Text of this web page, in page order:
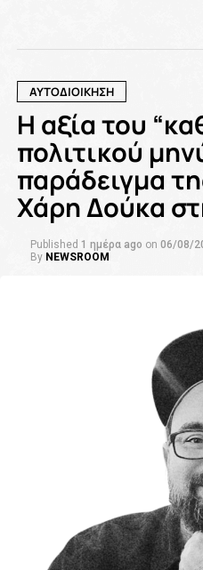
ΑΥΤΟΔΙΟΙΚΗΣΗ
Η αξία του
πολιτικού
παράδειγμα
Χάρη Δούκα
Published 1 ημέρα ago on 06/08/
By NEWSROOM